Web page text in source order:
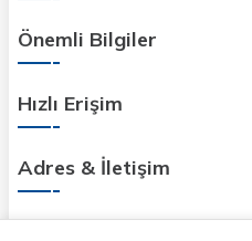
Önemli Bilgiler
Hızlı Erişim
Adres & İletişim